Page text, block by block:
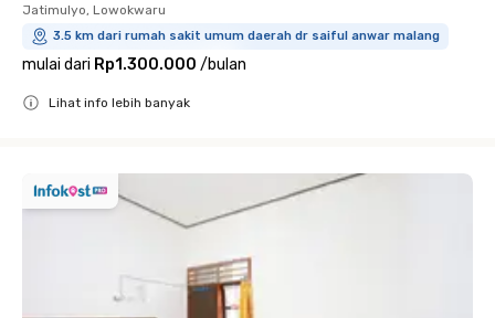
Jatimulyo, Lowokwaru
3.5 km dari rumah sakit umum daerah dr saiful anwar malang
mulai dari Rp1.300.000 /bulan
Lihat info lebih banyak